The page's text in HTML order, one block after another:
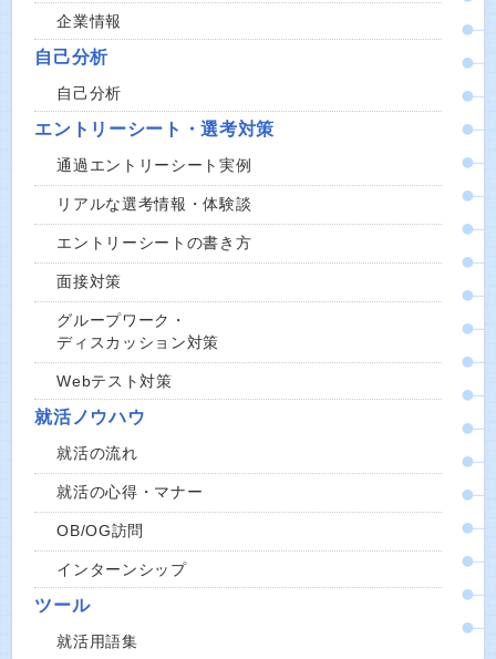
企業情報
自己分析
自己分析
エントリーシート・選考対策
通過エントリーシート実例
リアルな選考情報・体験談
エントリーシートの書き方
面接対策
グループワーク・
ディスカッション対策
Webテスト対策
就活ノウハウ
就活の流れ
就活の心得・マナー
OB/OG訪問
インターンシップ
ツール
就活用語集